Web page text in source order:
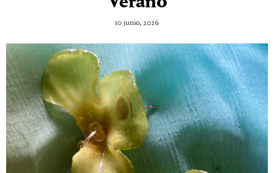
10 junio, 2026